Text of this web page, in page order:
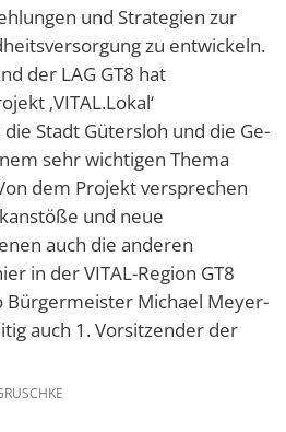
und Strategien zur
zu entwickeln.
der LAG GT8 hat
‚VITAL.Lokal‘
Stadt Gütersloh und die Ge-
sehr wichtigen Thema
dem Projekt versprechen
und neue
auch die anderen
in der VITAL-Region GT8
Bürgermeister Michael Meyer-
auch 1. Vorsitzender der